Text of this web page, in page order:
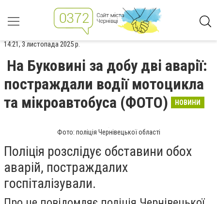
14:21, 3 листопада 2025 р.
На Буковині за добу дві аварії:
постраждали водії мотоцикла
та мікроавтобуса (ФОТО)
НОВИНИ
Фото: поліція Чернівецької області
Поліція розслідує обставини обох
аварій, постраждалих
госпіталізували.